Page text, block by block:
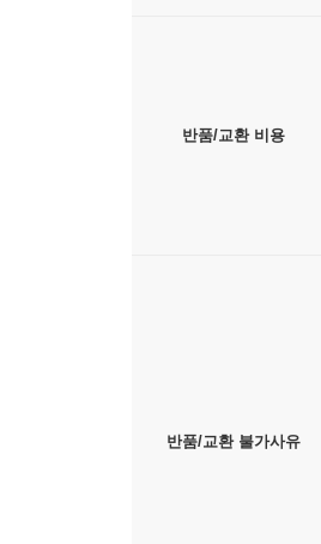
반품/교환 비용
반품/교환 불가사유